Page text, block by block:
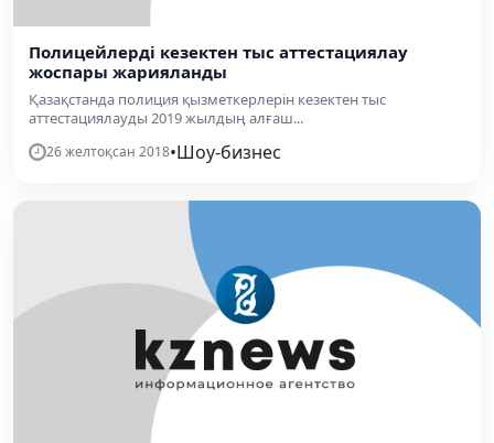
Полицейлерді кезектен тыс аттестациялау
жоспары жарияланды
Қазақстанда полиция қызметкерлерін кезектен тыс
аттестациялауды 2019 жылдың алғаш...
26 желтоқсан 2018•Шоу-бизнес